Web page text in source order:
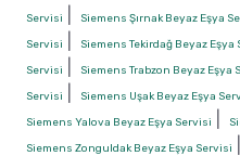
Servisi
Siemens Şırnak Beyaz Eşya
Servisi
Siemens Tekirdağ Beyaz Eşya
Servisi
Siemens Trabzon Beyaz Eşya
Servisi
Siemens Uşak Beyaz Eşya
Siemens Yalova Beyaz Eşya Servisi
Siemens Zonguldak Beyaz Eşya Servisi